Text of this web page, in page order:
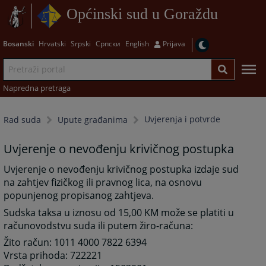
Općinski sud u Goraždu
Bosanski Hrvatski Srpski Српски English Prijava
Napredna pretraga
Rad suda Upute građanima Uvjerenja i potvrde
Uvjerenje o nevođenju krivičnog postupka
Uvjerenje o nevođenju krivičnog postupka izdaje sud
na zahtjev fizičkog ili pravnog lica, na osnovu
popunjenog propisanog zahtjeva.
Sudska taksa u iznosu od 15,00 KM može se platiti u
računovodstvu suda ili putem žiro-računa:
Žito račun: 1011 4000 7822 6394
Vrsta prihoda: 722221